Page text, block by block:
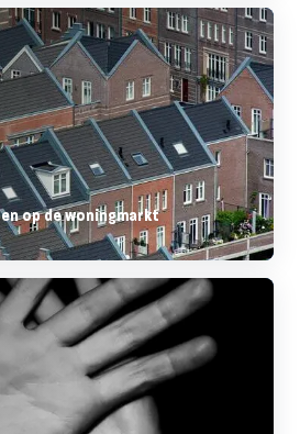
op de woningmarkt